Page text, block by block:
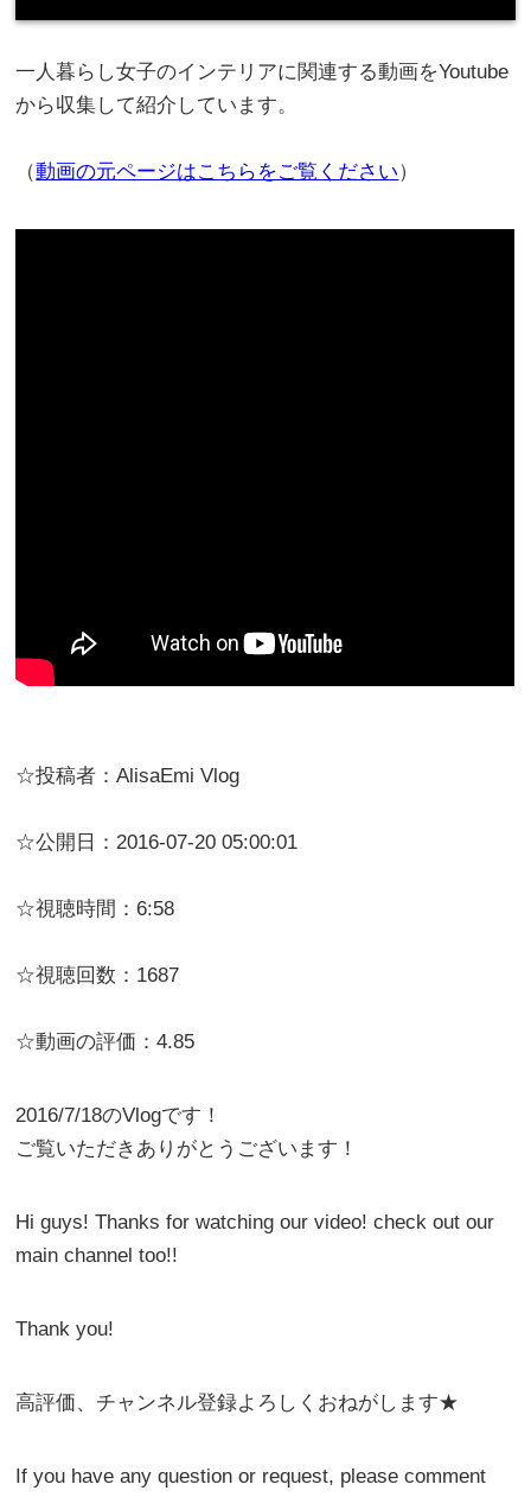
一人暮らし女子のインテリアに関連する動画をYoutube
から収集して紹介しています。
（動画の元ページはこちらをご覧ください）
☆投稿者：AlisaEmi Vlog
☆公開日：2016-07-20 05:00:01
☆視聴時間：6:58
☆視聴回数：1687
☆動画の評価：4.85
2016/7/18のVlogです！
ご覧いただきありがとうございます！
Hi guys! Thanks for watching our video! check out our
main channel too!!
Thank you!
高評価、チャンネル登録よろしくおねがします★
If you have any question or request, please comment